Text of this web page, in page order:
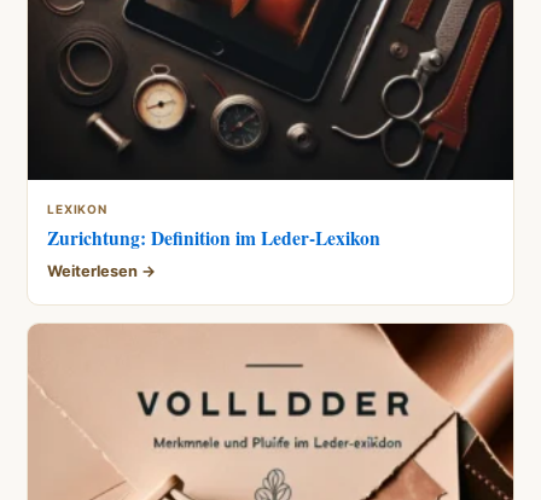
LEXIKON
Zurichtung: Definition im Leder-Lexikon
Weiterlesen →